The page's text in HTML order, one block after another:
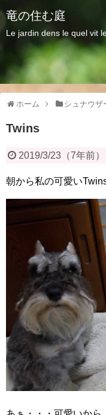
竜の住む庭
Le jardin dens le quel vit
ホーム シュナウザ
Twins
2019/3/23（7年前）
朝から私の可愛いTwins